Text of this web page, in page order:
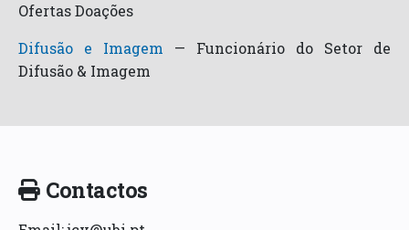
Ofertas Doações
Difusão e Imagem
— Funcionário do Setor de
Difusão & Imagem
Contactos